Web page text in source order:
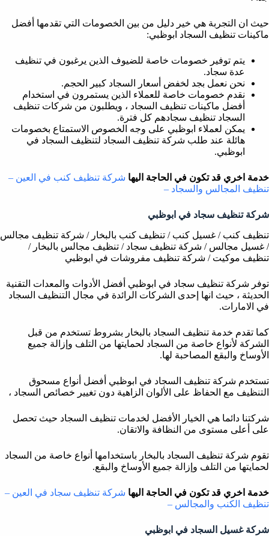
حيث ان التجربة هي خير دليل من بين الخصومات التي تقدمها أفضل
ماكينات تنظيف السجاد ابوظبي:
يتم توفير خصومات خاصة للضيوف الذين يرغبون في تنظيف
عدة سجاد.
نحن نعمل بجد لخفض أسعار السجاد كبير الحجم.
نقدم خصومات خاصة للعملاء الذين يستمرون في استخدام
أفضل ماكينات تنظيف السجاد ، ويطلبون من شركات تنظيف
السجاد تنظيف سجادهم كل فترة.
يمكن لعملاء ابوظبي على وجه الخصوص الاستمتاع بخصومات
هائلة عند طلب شركة تنظيف السجاد لتنظيف السجاد في
ابوظبي.
خدمة اخري قد تكون في الحاجة اليها شركة تنظيف كنب في العين –
تنظيف المجالس والسجاد –
شركة تنظيف سجاد في ابوظبي
تنظيف كنب / غسيل كنب / تنظيف كنب بالبخار / شركة تنظيف مجالس
/ غسيل مجالس / شركة تنظيف سجاد / تنظيف مجالس بالبخار /
تنظيف موكيت / شركة تنظيف مفروشات في ابوظبي
توفر شركة تنظيف سجاد في ابوظبي أفضل الأدوات والمعدات التقنية
الحديثة ، حيث انها إحدى الشركات الرائدة في مجال التنظيف السجاد
في الامارات.
كما تقدم خدمة تنظيف السجاد بالبخار بشروط تستخدم من قبل
الشركة لأنواع خاصة من السجاد لحمايتها من التلف وإزالة جميع
الأوساخ والبقع المصاحبة لها.
تستخدم شركة تنظيف السجاد في ابوظبي أفضل أنواع مسحوق
التنظيف مع الحفاظ على الألوان الزاهية دون تغيير خصائص السجاد ،
شركتنا دائما هي الخيار الأفضل لخدمات تنظيف السجاد حيث تحصل
على أعلى مستوى من النظافة والاتقان.
تقوم شركة تنظيف السجاد بالبخار باستخدامها أنواع خاصة من السجاد
لحمايتها من التلف وإزالة جميع الأوساخ والبقع.
خدمة اخري قد تكون في الحاجة اليها شركة تنظيف سجاد في العين –
تنظيف الكنب والمجالس –
شركة غسيل السجاد في ابوظبي